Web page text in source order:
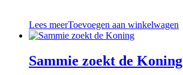
Lees meerToevoegen aan winkelwagen
Sammie zoekt de Koning